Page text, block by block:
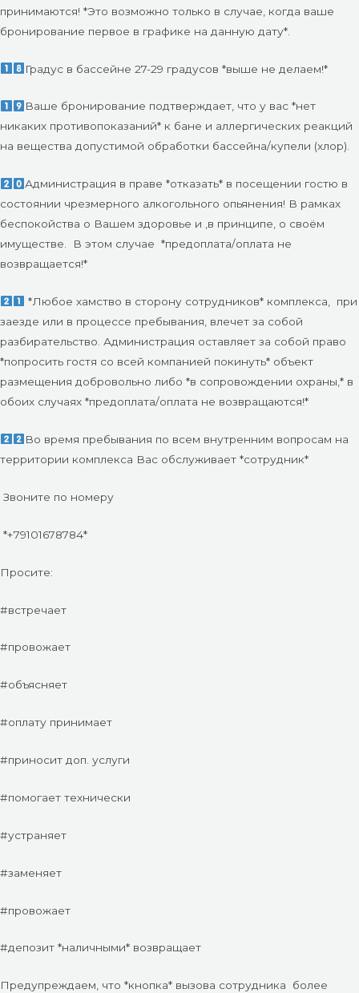
принимаются! *Это возможно только в случае, когда ваше
бронирование первое в графике на данную дату*.
Градус в бассейне 27-29 градусов *выше не делаем!*
Ваше бронирование подтверждает, что у вас *нет
никаких противопоказаний* к бане и аллергических реакций
на вещества допустимой обработки бассейна/купели (хлор).
Администрация в праве *отказать* в посещении гостю в
состоянии чрезмерного алкогольного опьянения! В рамках
беспокойства о Вашем здоровье и ,в принципе, о своём
имуществе.
В этом случае *предоплата/оплата не
возвращается!*
*Любое хамство в сторону сотрудников* комплекса, при
заезде или в процессе пребывания, влечет за собой
разбирательство. Администрация оставляет за собой право
*попросить гостя со всей компанией покинуть* объект
размещения добровольно либо *в сопровождении охраны,* в
обоих случаях *предоплата/оплата не возвращаются!*
Во время пребывания по всем внутренним вопросам на
территории комплекса Вас обслуживает *сотрудник*
Звоните по номеру
*+79101678784*
Просите:
#встречает
#провожает
#объясняет
#оплату принимает
#приносит доп. услуги
#помогает технически
#устраняет
#заменяет
#провожает
#депозит *наличными* возвращает
Предупреждаем, что *кнопка* вызова сотрудника
более